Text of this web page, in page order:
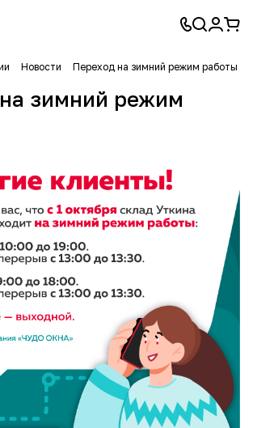
Новости Переход на зимний режим работы
зимний режим